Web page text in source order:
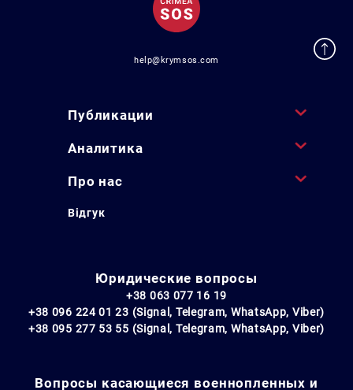
help@krymsos.com
Публикации
Аналитика
Про нас
Відгук
Юридические вопросы
+38 063 077 16 19
+38 096 224 01 23 (Signal, Telegram, WhatsApp, Viber)
+38 095 277 53 55 (Signal, Telegram, WhatsApp, Viber)
Вопросы касающиеся военнопленных и